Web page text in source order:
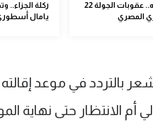
سمبوريه.. عقوبات الجولة 22
المصري
ركلة الجزاء..
يامال
بالتردد في موعد
أم الانتظار حتى نهاية